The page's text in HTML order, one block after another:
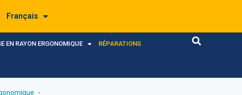
Français
EN RAYON ERGONOMIQUE RÉPARATIONS